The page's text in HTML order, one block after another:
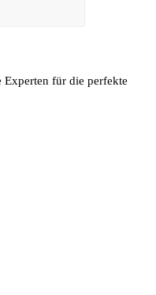
Experten für die perfekte